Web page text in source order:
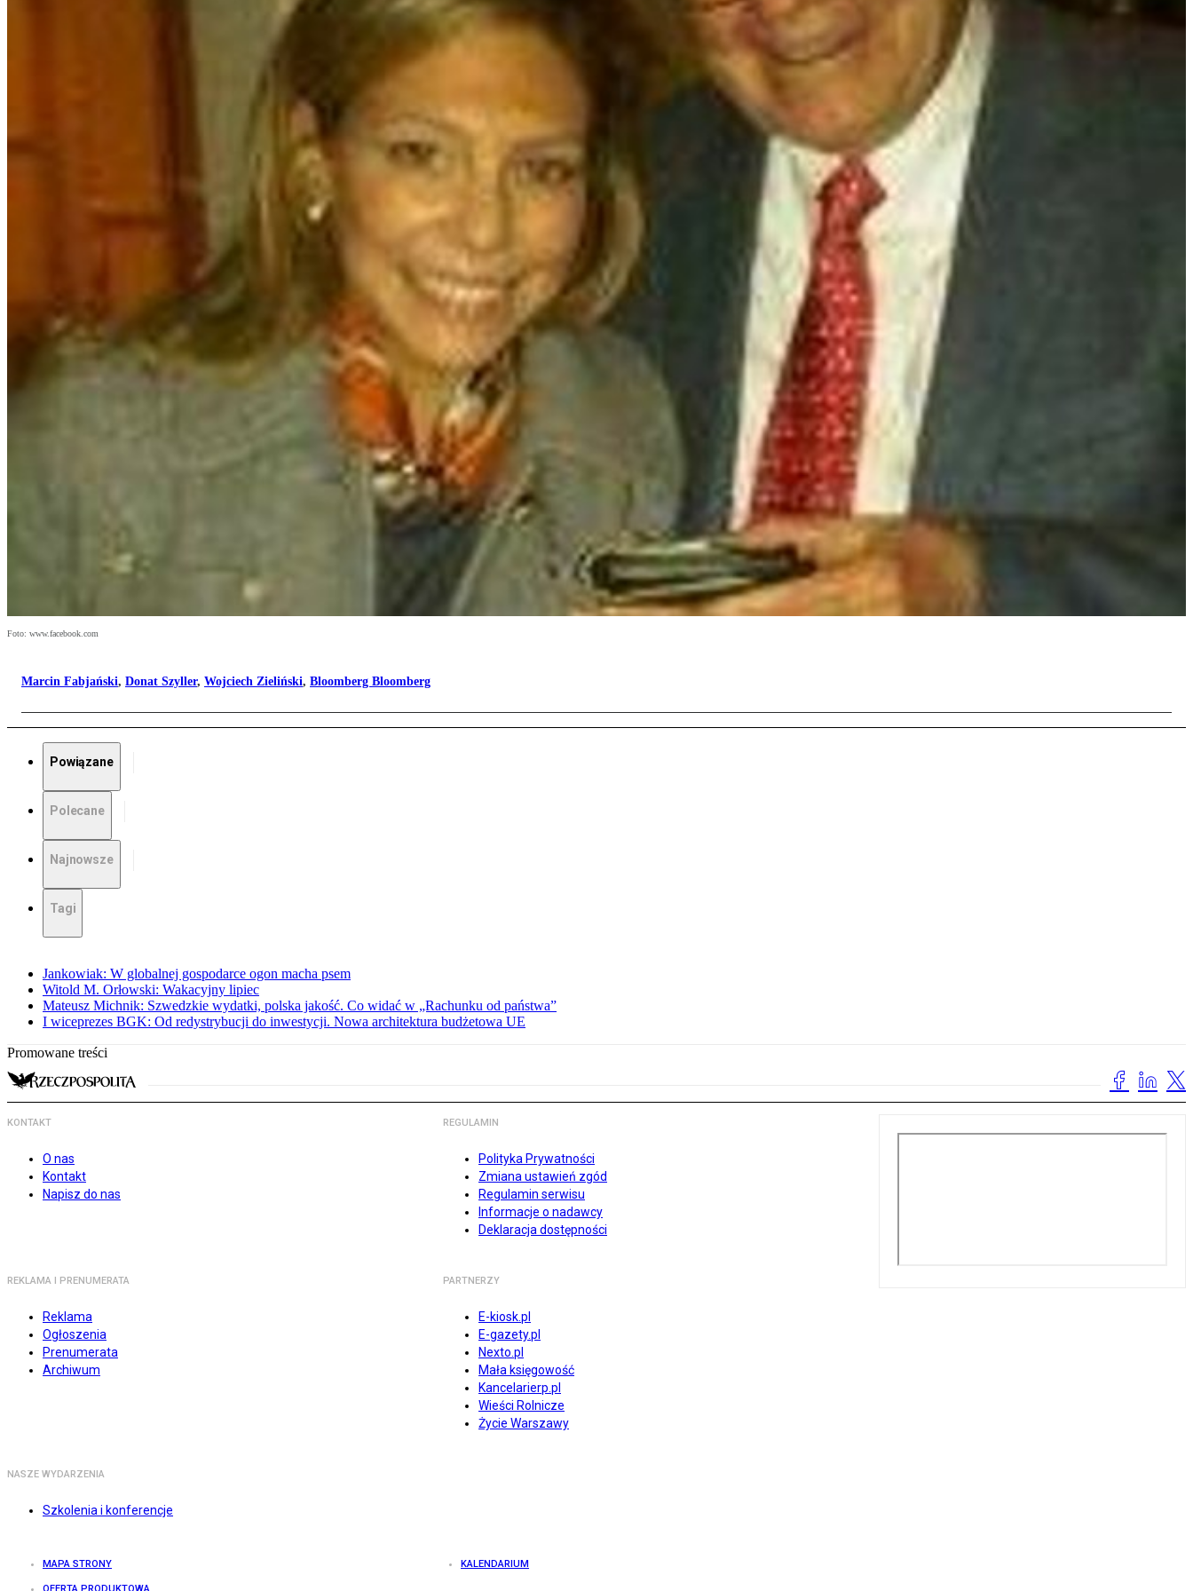
Foto: www.facebook.com
Marcin Fabjański, Donat Szyller, Wojciech Zieliński, Bloomberg Bloomberg
Powiązane
Polecane
Najnowsze
Tagi
Jankowiak: W globalnej gospodarce ogon macha psem
Witold M. Orłowski: Wakacyjny lipiec
Mateusz Michnik: Szwedzkie wydatki, polska jakość. Co widać w „Rachunku od państwa”
I wiceprezes BGK: Od redystrybucji do inwestycji. Nowa architektura budżetowa UE
Promowane treści
KONTAKT
O nas
Kontakt
Napisz do nas
REGULAMIN
Polityka Prywatności
Zmiana ustawień zgód
Regulamin serwisu
Informacje o nadawcy
Deklaracja dostępności
REKLAMA I PRENUMERATA
Reklama
Ogłoszenia
Prenumerata
Archiwum
PARTNERZY
E-kiosk.pl
E-gazety.pl
Nexto.pl
Mała księgowość
Kancelarierp.pl
Wieści Rolnicze
Życie Warszawy
NASZE WYDARZENIA
Szkolenia i konferencje
MAPA STRONY KALENDARIUM